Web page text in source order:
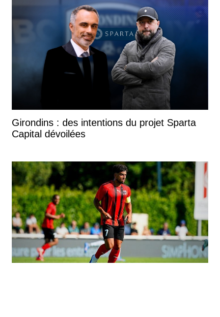
Girondins : des intentions du projet Sparta
Capital dévoilées